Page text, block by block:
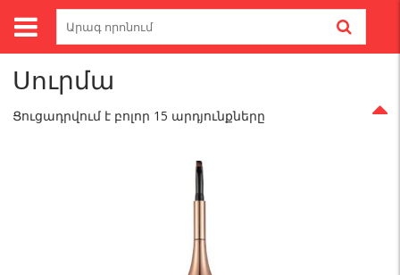
Search
Գլխավոր Կոսմետիկա
Սուրմա
Ցուցադրվում է բոլոր 15 արդյունքները